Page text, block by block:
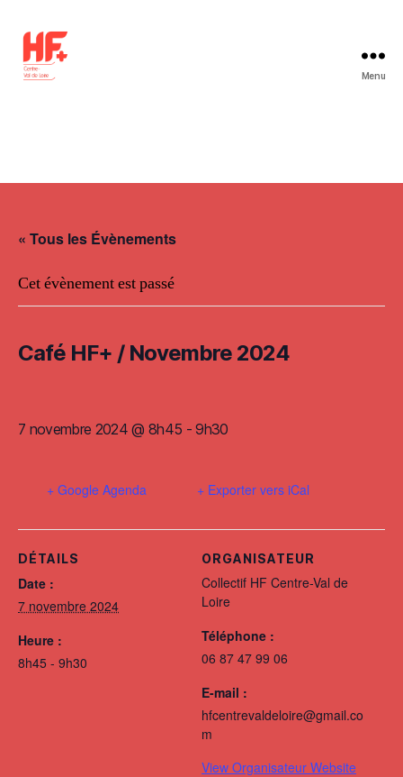
Menu
« Tous les Évènements
Cet évènement est passé
Café HF+ / Novembre 2024
7 novembre 2024 @ 8h45 -9h30
+ Google Agenda + Exporter vers iCal
DÉTAILS
Date :
7 novembre 2024
Heure :
8h45 - 9h30
ORGANISATEUR
Collectif HF Centre-Val de
Loire
Téléphone :
06 87 47 99 06
E-mail :
hfcentrevaldeloire@gmail.co
m
View Organisateur Website